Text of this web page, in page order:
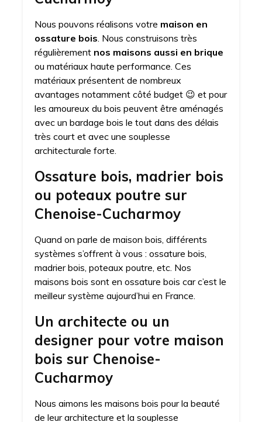
Nous pouvons réalisons votre maison en
ossature bois. Nous construisons très
régulièrement nos maisons aussi en brique
ou matériaux haute performance. Ces
matériaux présentent de nombreux
avantages notamment côté budget 😉 et pour
les amoureux du bois peuvent être aménagés
avec un bardage bois le tout dans des délais
très court et avec une souplesse
architecturale forte.
Ossature bois, madrier bois
ou poteaux poutre sur
Chenoise-Cucharmoy
Quand on parle de maison bois, différents
systèmes s’offrent à vous : ossature bois,
madrier bois, poteaux poutre, etc. Nos
maisons bois sont en ossature bois car c’est le
meilleur système aujourd’hui en France.
Un architecte ou un
designer pour votre maison
bois sur Chenoise-
Cucharmoy
Nous aimons les maisons bois pour la beauté
de leur architecture et la souplesse